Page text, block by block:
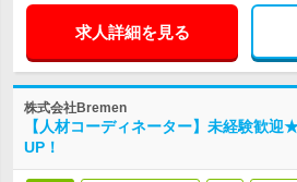
求人詳細を見る
株式会社Bremen
【人材コーディネーター】未経験歓
UP！